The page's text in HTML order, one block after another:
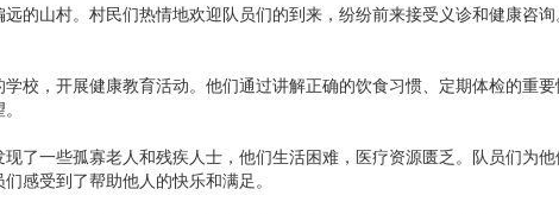
的山村。村民们热情地欢迎队员们的到来，纷纷前来接受义诊和健康咨
校，开展健康教育活动。他们通过讲解正确的饮食习惯、定期体检的重
了一些孤寡老人和残疾人士，他们生活困难，医疗资源匮乏。队员们为
感受到了帮助他人的快乐和满足。